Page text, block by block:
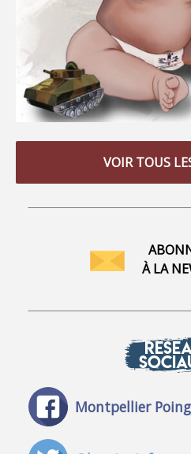
VOIR TOUS
À LA
Montpellier